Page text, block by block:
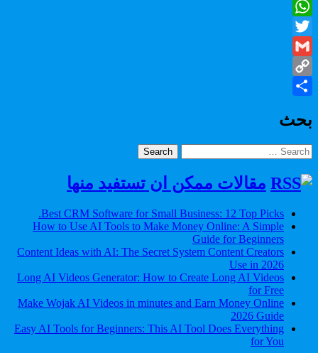
Facebook
WhatsApp
Twitter
Gmail
Copy
بحث
Search
for:
مقالات ممكن ان تستفيد منها
Best CRM Software for Small Business: 12 Top Picks.
How to Use AI Tools to Make Money Online: A Simple
Guide for Beginners
Content Ideas with AI: The Secret System Content Creators
Use in 2026
Long AI Videos Generator: How to Create Long AI Videos
for Free
Make Wojak AI Videos in minutes and Earn Money Online
2026 Guide
Easy AI Tools for Beginners: This AI Tool Does Everything
for You